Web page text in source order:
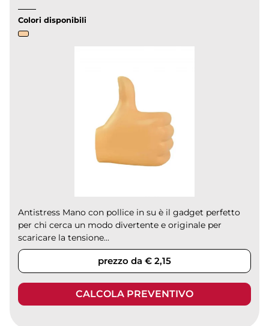
Colori disponibili
Antistress Mano con pollice in su è il gadget perfetto
per chi cerca un modo divertente e originale per
scaricare la tensione...
prezzo da € 2,15
CALCOLA PREVENTIVO